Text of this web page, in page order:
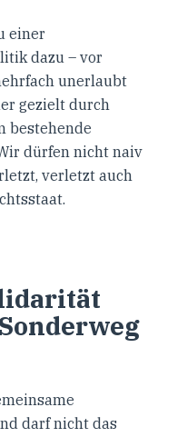
einer
dazu – vor
unerlaubt
gezielt durch
bestehende
dürfen nicht naiv
verletzt auch
darf nicht das